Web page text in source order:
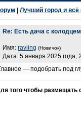
Лучший город и всё
Re: Есть дача с
Имя: raviing (Новичок)
Дата: 5 января 2025 года,
— подобрать под
того чтобы